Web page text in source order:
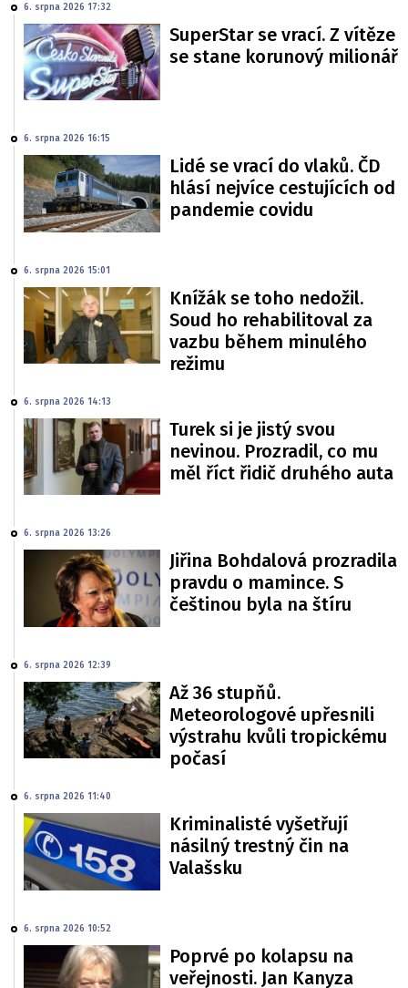
6. srpna 2026 17:32
SuperStar se vrací. Z vítěze
se stane korunový milionář
6. srpna 2026 16:15
Lidé se vrací do vlaků. ČD
hlásí nejvíce cestujících od
pandemie covidu
6. srpna 2026 15:01
Knížák se toho nedožil.
Soud ho rehabilitoval za
vazbu během minulého
režimu
6. srpna 2026 14:13
Turek si je jistý svou
nevinou. Prozradil, co mu
měl říct řidič druhého auta
6. srpna 2026 13:26
Jiřina Bohdalová prozradila
pravdu o mamince. S
češtinou byla na štíru
6. srpna 2026 12:39
Až 36 stupňů.
Meteorologové upřesnili
výstrahu kvůli tropickému
počasí
6. srpna 2026 11:40
Kriminalisté vyšetřují
násilný trestný čin na
Valašsku
6. srpna 2026 10:52
Poprvé po kolapsu na
veřejnosti. Jan Kanyza